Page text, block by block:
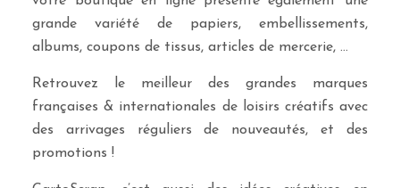
grande variété de papiers, embellissements,
albums, coupons de tissus, articles de mercerie, …
Retrouvez le meilleur des grandes marques
françaises & internationales de loisirs créatifs avec
des arrivages réguliers de nouveautés, et des
promotions !